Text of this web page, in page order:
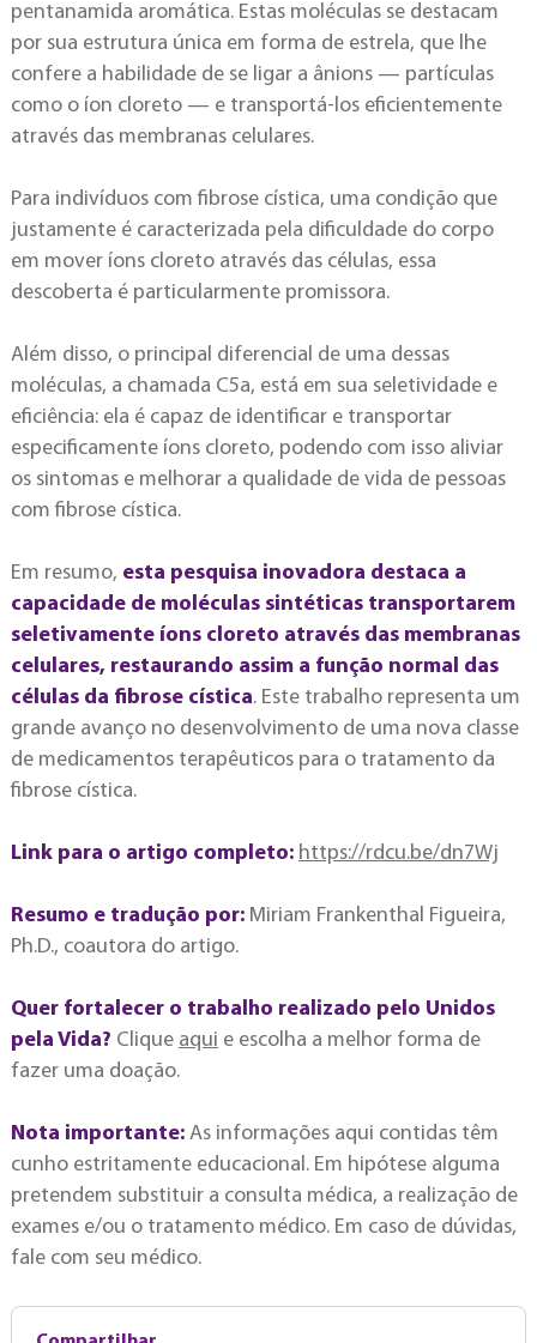
pentanamida aromática. Estas moléculas se destacam
por sua estrutura única em forma de estrela, que lhe
confere a habilidade de se ligar a ânions — partículas
como o íon cloreto — e transportá-los eficientemente
através das membranas celulares.
Para indivíduos com fibrose cística, uma condição que
justamente é caracterizada pela dificuldade do corpo
em mover íons cloreto através das células, essa
descoberta é particularmente promissora.
Além disso, o principal diferencial de uma dessas
moléculas, a chamada C5a, está em sua seletividade e
eficiência: ela é capaz de identificar e transportar
especificamente íons cloreto, podendo com isso aliviar
os sintomas e melhorar a qualidade de vida de pessoas
com fibrose cística.
Em resumo, esta pesquisa inovadora destaca a
capacidade de moléculas sintéticas transportarem
seletivamente íons cloreto através das membranas
celulares, restaurando assim a função normal das
células da fibrose cística. Este trabalho representa um
grande avanço no desenvolvimento de uma nova classe
de medicamentos terapêuticos para o tratamento da
fibrose cística.
Link para o artigo completo: https://rdcu.be/dn7Wj
Resumo e tradução por: Miriam Frankenthal Figueira,
Ph.D., coautora do artigo.
Quer fortalecer o trabalho realizado pelo Unidos
pela Vida? Clique aqui e escolha a melhor forma de
fazer uma doação.
Nota importante:As informações aqui contidas têm
cunho estritamente educacional. Em hipótese alguma
pretendem substituir a consulta médica, a realização de
exames e/ou o tratamento médico. Em caso de dúvidas,
fale com seu médico.